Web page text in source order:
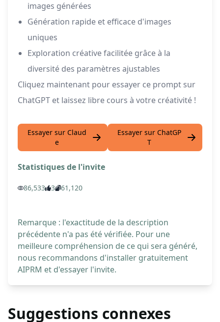
images générées
Génération rapide et efficace d'images
uniques
Exploration créative facilitée grâce à la
diversité des paramètres ajustables
Cliquez maintenant pour essayer ce prompt sur
ChatGPT et laissez libre cours à votre créativité !
Essayer sur Claud
e
Essayer sur ChatGP
T
Statistiques de l'invite
86,533 3 61,120
Remarque : l'exactitude de la description
précédente n'a pas été vérifiée. Pour une
meilleure compréhension de ce qui sera généré,
nous recommandons d'installer gratuitement
AIPRM et d'essayer l'invite.
Suggestions connexes